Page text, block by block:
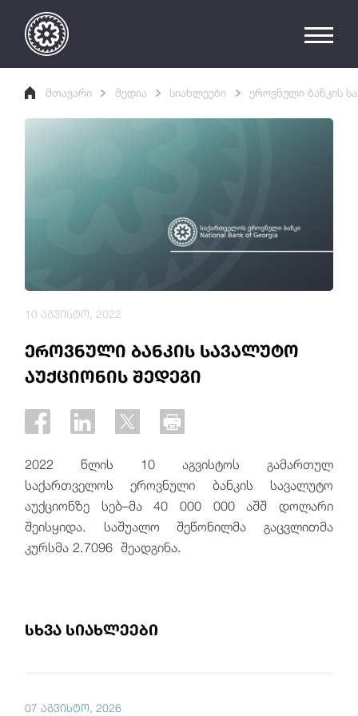
მთავარი მედია სიახლეები ეროვნული ბანკის
ეროვნული ბანკის სავალუტო
აუქციონის შედეგი
10 აგვისტო, 2022
2022 წლის 10 აგვისტოს გამართულ
საქართველოს ეროვნული ბანკის სავალუტო
აუქციონზე სებ–მა 40 000 000 აშშ დოლარი
შეისყიდა. საშუალო შეწონილმა გაცვლითმა
კურსმა 2.7096 შეადგინა.
სხვა სიახლეები
07 აგვისტო, 2026